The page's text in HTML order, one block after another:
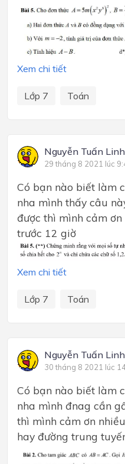
Xem chi tiết
Lớp 7 Toán
Nguyễn Tuấn Linh
29 tháng 8 2021 lúc
Có bạn nào biết làm
nha mình thấy câu
được thì mình cảm
trước 12 giờ
Xem chi tiết
Lớp 7 Toán
Nguyễn Tuấn Linh
30 tháng 8 2021 lúc
Có bạn nào biết làm
nha mình đnag cần
thì mình cảm ơn
hay đường trung